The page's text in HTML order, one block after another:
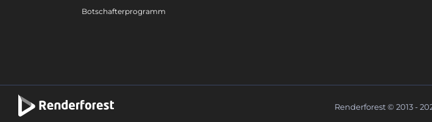
Botschafterprogramm
Renderforest © 2013 -